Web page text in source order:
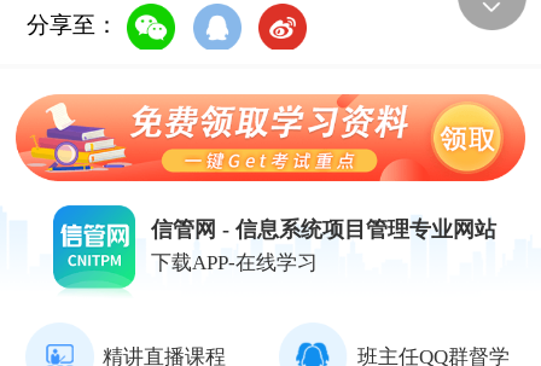
分享至：
信管网 - 信息系统项目管理专业网站
下载APP-在线学习
精讲直播课程 班主任QQ群督学